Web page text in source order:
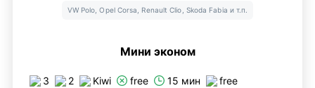
VW Polo, Opel Corsa, Renault Clio, Skoda Fabia и т.п.
Мини эконом
3 2 Kiwi free 15 мин free